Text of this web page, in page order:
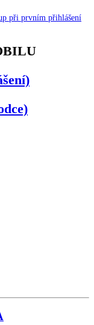
při prvním přihlášení